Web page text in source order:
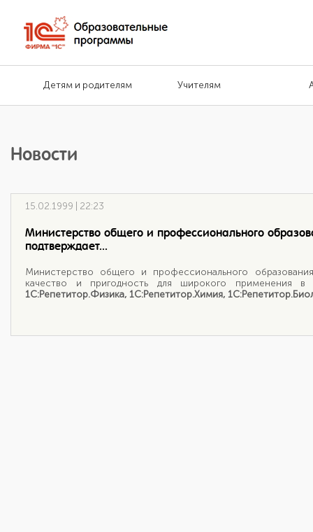
Детям и родителям Учителям
Новости
15.02.1999 | 22:23
Министерство общего и профессионального
подтверждает...
Министерство общего и профессионального
качество и пригодность для широкого применения в
1С:Репетитор.Физика, 1С:Репетитор.Химия,